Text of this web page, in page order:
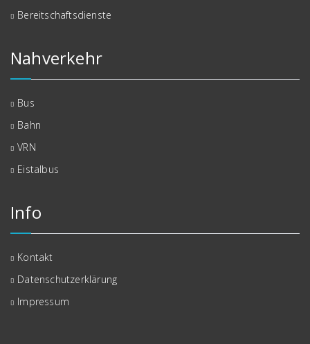
Bereitschaftsdienste
Nahverkehr
Bus
Bahn
VRN
Eistalbus
Info
Kontakt
Datenschutzerklärung
Impressum